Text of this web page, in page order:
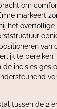
om
markeert
het overtollige
te
incisies
tussen de 2